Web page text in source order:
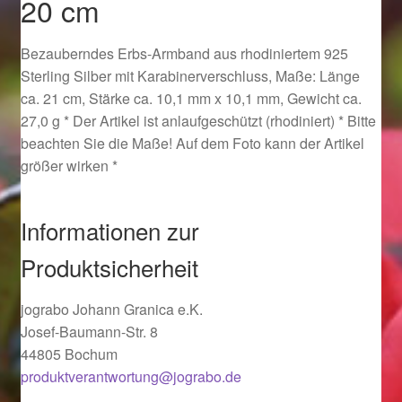
Ostergeschenke finden für Ostern 2019
Ostergeschenke finden für Ostern 2020
Ostergeschenke finden für Ostern 2021
Ostergeschenke finden für Ostern 2022
Partner
Shop
Startseite
Startseite
20 cm
Bezauberndes Erbs-Armband aus rhodiniertem 925
Sterling Silber mit Karabinerverschluss, Maße: Länge
ca. 21 cm, Stärke ca. 10,1 mm x 10,1 mm, Gewicht ca.
27,0 g * Der Artikel ist anlaufgeschützt (rhodiniert) * Bitte
beachten Sie die Maße! Auf dem Foto kann der Artikel
größer wirken *
Informationen zur
Produktsicherheit
jograbo Johann Granica e.K.
Josef-Baumann-Str. 8
44805 Bochum
produktverantwortung@jograbo.de